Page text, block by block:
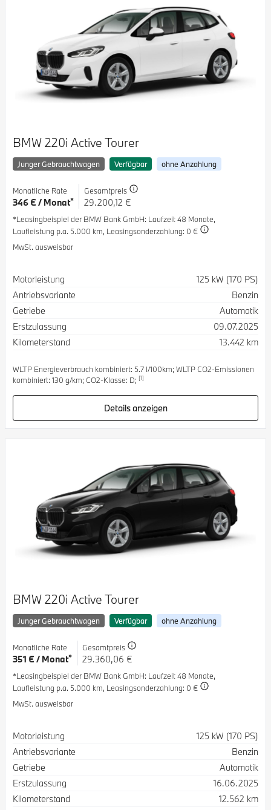
BMW 220i Active Tourer
Junger Gebrauchtwagen Verfügbar ohne Anzahlung
Monatliche Rate
346 € / Monat*
Gesamtpreis
29.200,12 €
*Leasingbeispiel der BMW Bank GmbH: Laufzeit 48 Monate,
Laufleistung p.a. 5.000 km, Leasingsonderzahlung: 0 €
MwSt. ausweisbar
Spezifikation
Motorleistung
125 kW (170 PS)
Antriebsvariante
Benzin
Getriebe
Automatik
Erstzulassung
09.07.2025
Kilometerstand
13.442 km
WLTP Energieverbrauch kombiniert: 5.7 l/100km; WLTP CO2-Emissionen
kombiniert: 130 g/km; CO2-Klasse: D; [1]
Details anzeigen
BMW 220i Active Tourer
Junger Gebrauchtwagen Verfügbar ohne Anzahlung
Monatliche Rate
351 € / Monat*
Gesamtpreis
29.360,06 €
*Leasingbeispiel der BMW Bank GmbH: Laufzeit 48 Monate,
Laufleistung p.a. 5.000 km, Leasingsonderzahlung: 0 €
MwSt. ausweisbar
Spezifikation
Motorleistung
125 kW (170 PS)
Antriebsvariante
Benzin
Getriebe
Automatik
Erstzulassung
16.06.2025
Kilometerstand
12.562 km